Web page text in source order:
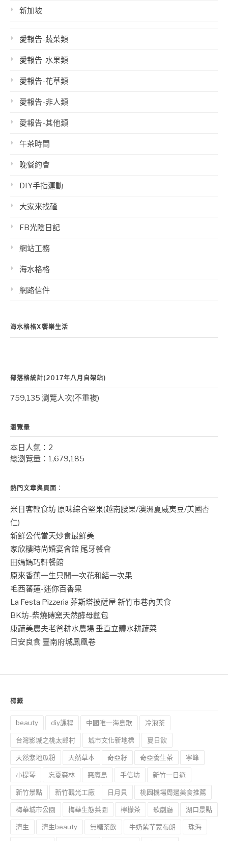
新加坡
愛報告-蔬菜類
愛報告-水果類
愛報告-花草類
愛報告-非人類
愛報告-其他類
午茶時間
晚餐約會
DIY手指運動
大家來找碴
FB光陰日記
網站工務
海水格格
網路信件
海水格格X饗樂生活
部落格統計(2017年八月自架站)
759,135 瀏覽人次(不重複)
瀏覽量
本日人氣：2
總瀏覽量：1,679,185
熱門文章與頁面︰
米日客輕食坊 原味綜合堅果(越南腰果/澳洲夏威夷豆/美國杏
仁)
新鮮公代當天炒食最鮮美
家欣樓時尚婚宴會館 尾牙餐會
田媽媽巧軒餐館
原來香蕉一生只開一次花和結一次果
毛西蕃蓮-迷你百香果
La Festa Pizzeria 菲斯塔披薩屋 新竹市巷內美食
BK坊-柴燒磚窯天然酵母麵包
康蔬美農夫老爸耕水農場 垂直立體水耕蔬菜
日安良食 臺南府城鳳凰卷
標籤
beauty diy課程 中國唯一海島歌 冷泡茶
台灣影城之桃太郎村 城市文化新地標 夏日飲
天然紫地瓜粉 天然草本 奇亞籽 奇亞養生茶 寧峰
小提琴 忘憂森林 惡魔島 手信坊 新竹一日遊
新竹景點 新竹觀光工廠 日月貝 桃園機場周邊美食推薦
梅華城市公園 梅華生態菜園 檸檬茶 歌劇廳 湖口景點
濟生 濟生beauty 無糖茶飲 牛奶紫芋蒙布朗 珠海